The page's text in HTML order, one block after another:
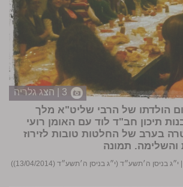
3 | הצג גלריה
הולדתו של הרבי שליט"א מלך
תיכון חב"ד לוד עם האומן רועי
בערב של החלטות טובות לזירוז
והשלימה. תמונה
י״ג בניסן ה׳תשע״ד (י״ג בניסן ה׳תשע״ד (13/04/2014))